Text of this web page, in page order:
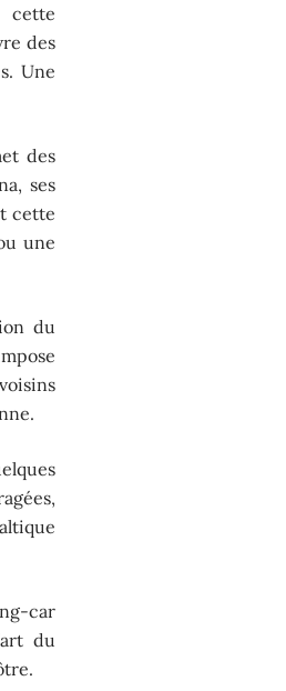
cette
des
Une
des
ses
cette
une
du
car
du